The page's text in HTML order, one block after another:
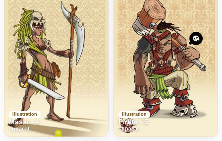
Illustration
Masai - 4
supacat
Illustration
Pirate - 5
supacat